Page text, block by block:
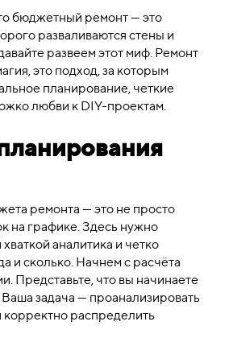
бюджетный ремонт — это
разваливаются стены и
развеем этот миф. Ремонт
это подход, за которым
планирование, четкие
любви к DIY-проектам.
ремонта — это не просто
на графике. Здесь нужно
аналитика и четко
и сколько. Начнем с расчёта
Представьте, что вы начинаете
задача — проанализировать
распределить